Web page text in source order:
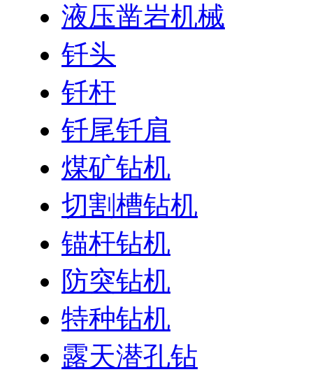
液压凿岩机械
钎头
钎杆
钎尾钎肩
煤矿钻机
切割槽钻机
锚杆钻机
防突钻机
特种钻机
露天潜孔钻